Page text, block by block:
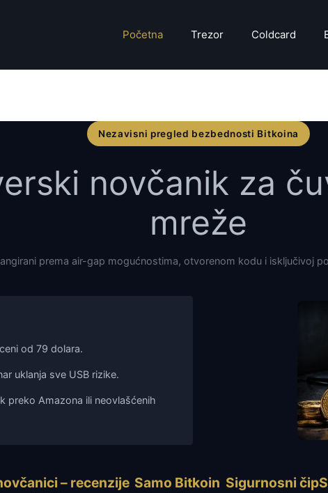
Početna Trezor Coldcard
Nezavisni pregled bezbednosti Bitkoina
novčanik za
mreže
prema air-gap mogućnostima, otvorenom kodu i isključivoj
od 79 dolara.
uklanja sve USB rizike.
preko Amazona ili neovlašćenih
– recenzije Samo Bitkoin Sigurnosni čip